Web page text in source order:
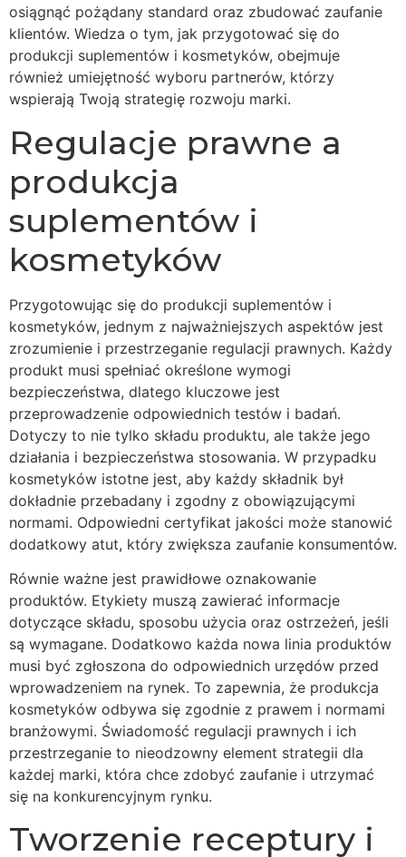
osiągnąć pożądany standard oraz zbudować zaufanie
klientów. Wiedza o tym, jak przygotować się do
produkcji suplementów i kosmetyków, obejmuje
również umiejętność wyboru partnerów, którzy
wspierają Twoją strategię rozwoju marki.
Regulacje prawne a
produkcja
suplementów i
kosmetyków
Przygotowując się do produkcji suplementów i
kosmetyków, jednym z najważniejszych aspektów jest
zrozumienie i przestrzeganie regulacji prawnych. Każdy
produkt musi spełniać określone wymogi
bezpieczeństwa, dlatego kluczowe jest
przeprowadzenie odpowiednich testów i badań.
Dotyczy to nie tylko składu produktu, ale także jego
działania i bezpieczeństwa stosowania. W przypadku
kosmetyków istotne jest, aby każdy składnik był
dokładnie przebadany i zgodny z obowiązującymi
normami. Odpowiedni certyfikat jakości może stanowić
dodatkowy atut, który zwiększa zaufanie konsumentów.
Równie ważne jest prawidłowe oznakowanie
produktów. Etykiety muszą zawierać informacje
dotyczące składu, sposobu użycia oraz ostrzeżeń, jeśli
są wymagane. Dodatkowo każda nowa linia produktów
musi być zgłoszona do odpowiednich urzędów przed
wprowadzeniem na rynek. To zapewnia, że produkcja
kosmetyków odbywa się zgodnie z prawem i normami
branżowymi. Świadomość regulacji prawnych i ich
przestrzeganie to nieodzowny element strategii dla
każdej marki, która chce zdobyć zaufanie i utrzymać
się na konkurencyjnym rynku.
Tworzenie receptury i